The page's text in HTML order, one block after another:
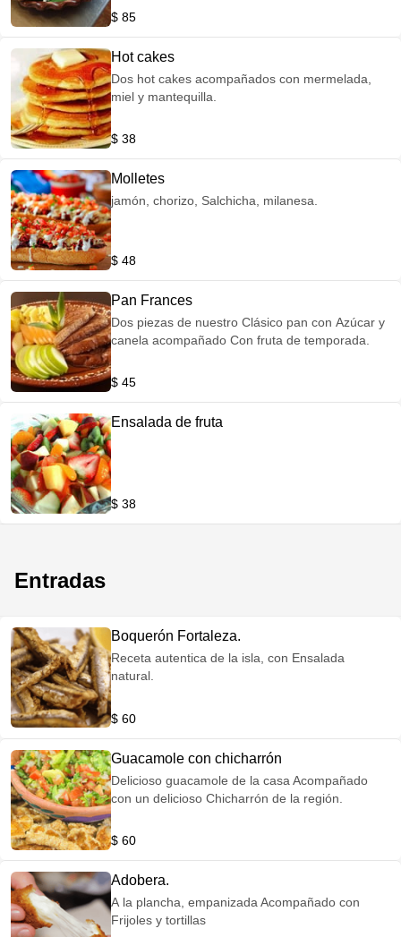
$ 85
Hot cakes
Dos hot cakes acompañados con mermelada,
miel y mantequilla.
$ 38
Molletes
jamón, chorizo, Salchicha, milanesa.
$ 48
Pan Frances
Dos piezas de nuestro Clásico pan con Azúcar y
canela acompañado Con fruta de temporada.
$ 45
Ensalada de fruta
$ 38
Entradas
Boquerón Fortaleza.
Receta autentica de la isla, con Ensalada
natural.
$ 60
Guacamole con chicharrón
Delicioso guacamole de la casa Acompañado
con un delicioso Chicharrón de la región.
$ 60
Adobera.
A la plancha, empanizada Acompañado con
Frijoles y tortillas